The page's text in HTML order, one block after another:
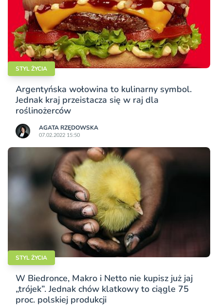
STYL ŻYCIA
Argentyńska wołowina to kulinarny symbol.
Jednak kraj przeistacza się w raj dla
roślinożerców
AGATA RZĘDOWSKA
07.02.2022 15:50
STYL ŻYCIA
W Biedronce, Makro i Netto nie kupisz już jaj
„trójek”. Jednak chów klatkowy to ciągle 75
proc. polskiej produkcji